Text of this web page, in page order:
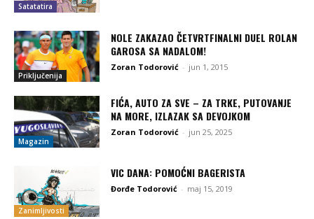
Satatatira
Priključenija
NOLE ZAKAZAO ČETVRTFINALNI DUEL ROLAN
GAROSA SA NADALOM!
Zoran Todorović - jun 1, 2015
Magazin
FIĆA, AUTO ZA SVE – ZA TRKE, PUTOVANJE
NA MORE, IZLAZAK SA DEVOJKOM
Zoran Todorović - jun 25, 2025
Zanimljivosti
VIC DANA: POMOĆNI BAGERISTA
Đorđe Todorović - maj 15, 2019